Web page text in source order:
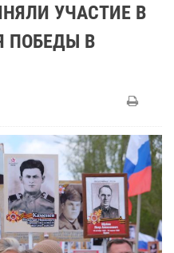
УЧАСТИЕ В
ПОБЕДЫ В